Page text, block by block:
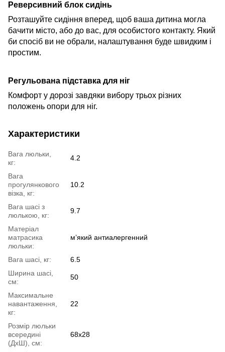
Реверсивний блок сидінь
Розташуйте сидіння вперед, щоб ваша дитина могла
бачити місто, або до вас, для особистого контакту. Який
би спосіб ви не обрали, налаштування буде швидким і
простим.
Регульована підставка для ніг
Комфорт у дорозі завдяки вибору трьох різних
положень опори для ніг.
Характеристики
Вага люльки,
кг:
4.2
Вага
прогулянкового
візка, кг:
10.2
Вага шасі з
люлькою, кг:
9.7
Матеріал
матрасика
люльки:
м’який антиалергенний
Вага шасі, кг:
6.5
Ширина шасі,
см:
50
Максимальне
навантаження,
кг:
22
Розмір люльки
всередині
(ДхШ), см:
68x28